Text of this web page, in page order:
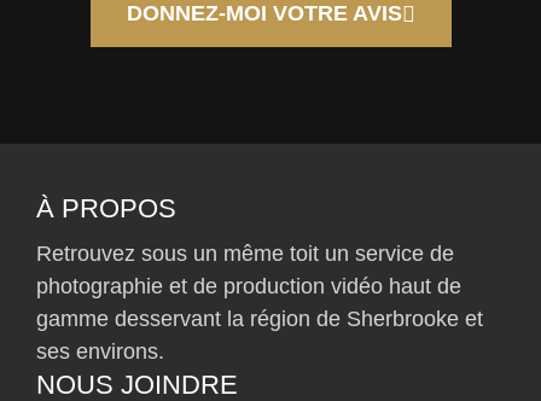
DONNEZ-MOI VOTRE AVIS
À PROPOS
Retrouvez sous un même toit un service de
photographie et de production vidéo haut de
gamme desservant la région de Sherbrooke et
ses environs.
NOUS JOINDRE